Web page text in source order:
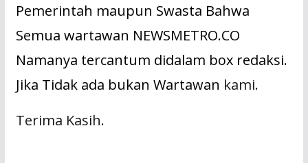
Pemerintah maupun Swasta Bahwa
Semua wartawan NEWSMETRO.CO
Namanya tercantum didalam box redaksi.
Jika Tidak ada bukan Wartawan kami.
Terima Kasih.